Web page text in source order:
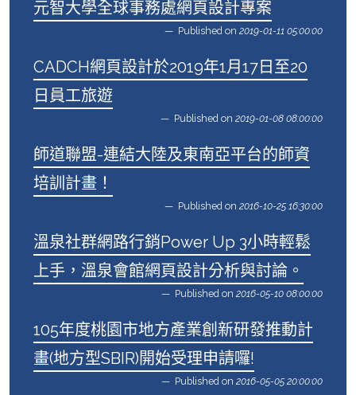
元智大學全球事務處網頁設計專案
Published on 2019-01-11 05:00:00
CADCH網頁設計於2019年1月17日至20
日員工旅遊
Published on 2019-01-08 08:00:00
師道聯盟-連結大陸及東南亞平台的師資
培訓計畫！
Published on 2016-10-25 16:30:00
溫泉社群網路行銷Power Up 3小時輕鬆
上手，溫泉會館網頁設計分析與討論。
Published on 2016-05-10 08:00:00
105年度桃園市地方產業創新研發推動計
畫(地方型SBIR)開始受理申請囉!
Published on 2016-05-05 20:00:00